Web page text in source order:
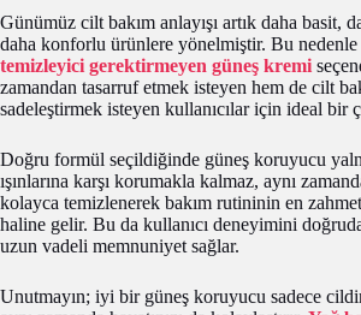
Günümüz cilt bakım anlayışı artık daha basit,
daha konforlu ürünlere yönelmiştir. Bu nedenle
temizleyici gerektirmeyen güneş kremi
zamandan tasarruf etmek isteyen hem de cilt
sadeleştirmek isteyen kullanıcılar için ideal bir
Doğru formül seçildiğinde güneş koruyucu
ışınlarına karşı korumakla kalmaz, aynı
kolayca temizlenerek bakım rutininin en
haline gelir. Bu da kullanıcı deneyimini
uzun vadeli memnuniyet sağlar.
Unutmayın; iyi bir güneş koruyucu sadece